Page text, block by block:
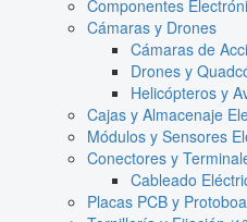
Componentes
Cámaras y Drones
Cámaras de
Drones y
Helicópteros y
Cajas y Almacenaje
Módulos y Sensores
Conectores y
Cableado
Placas PCB y